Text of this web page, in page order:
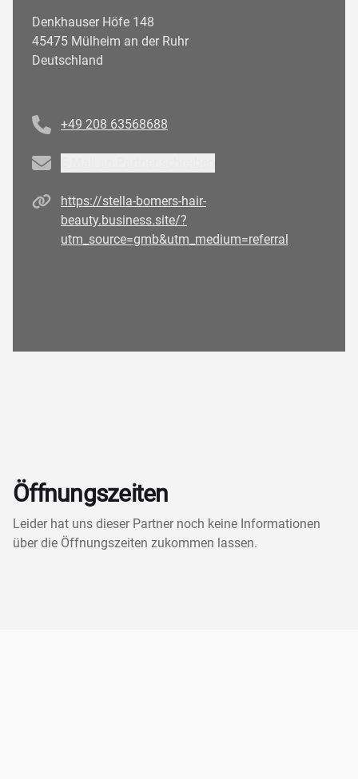
Denkhauser Höfe 148
45475 Mülheim an der Ruhr
Deutschland
+49 208 63568688
Email
Homepagehttps://stella-bomers-hair-
beauty.business.site/?
utm_source=gmb&utm_medium=referral
Öffnungszeiten
Leider hat uns dieser Partner noch keine Informationen
über die Öffnungszeiten zukommen lassen.